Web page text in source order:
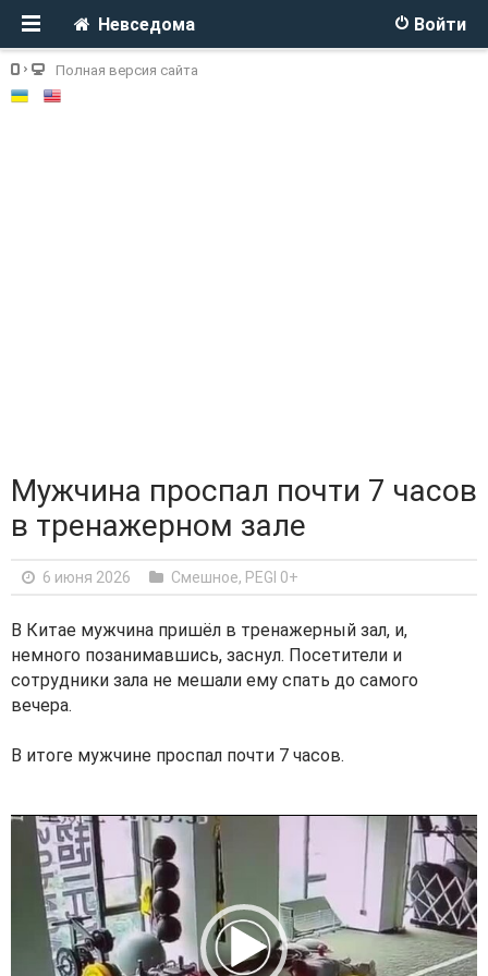
Войти
Невседома
Полная версия сайта
Мужчина проспал почти 7 часов
в тренажерном зале
6 июня 2026 Смешное, PEGI 0+
В Китае мужчина пришёл в тренажерный зал, и,
немного позанимавшись, заснул. Посетители и
сотрудники зала не мешали ему спать до самого
вечера.
В итоге мужчине проспал почти 7 часов.
V